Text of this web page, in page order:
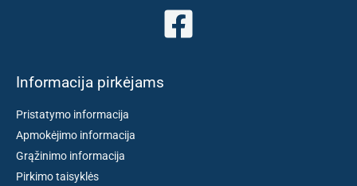
Informacija pirkėjams
Pristatymo informacija
Apmokėjimo informacija
Grąžinimo informacija
Pirkimo taisyklės